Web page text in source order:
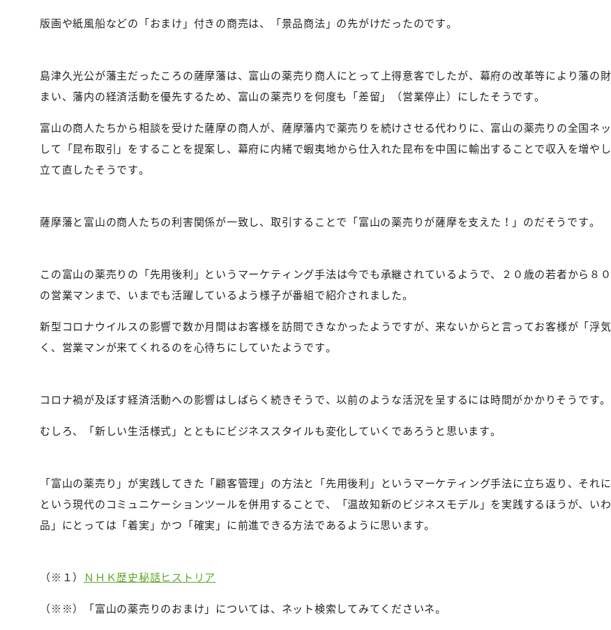
版画や紙風船などの「おまけ」付きの商売は、「景品商法」の先がけだったのです。
島津久光公が藩主だったころの薩摩藩は、富山の薬売り商人にとって上得意客でしたが、幕府の改革等により藩の
まい、藩内の経済活動を優先するため、富山の薬売りを何度も「差留」（営業停止）にしたそうです。
富山の商人たちから相談を受けた薩摩の商人が、薩摩藩内で薬売りを続けさせる代わりに、富山の薬売りの全国ネ
して「昆布取引」をすることを提案し、幕府に内緒で蝦夷地から仕入れた昆布を中国に輸出することで収入を増や
立て直したそうです。
薩摩藩と富山の商人たちの利害関係が一致し、取引することで「富山の薬売りが薩摩を支えた！」のだそうです。
この富山の薬売りの「先用後利」というマーケティング手法は今でも承継されているようで、２０歳の若者から８
の営業マンまで、いまでも活躍しているよう様子が番組で紹介されました。
新型コロナウイルスの影響で数か月間はお客様を訪問できなかったようですが、来ないからと言ってお客様が「浮
く、営業マンが来てくれるのを心待ちにしていたようです。
コロナ禍が及ぼす経済活動への影響はしばらく続きそうで、以前のような活況を呈するには時間がかかりそうです。
むしろ、「新しい生活様式」とともにビジネススタイルも変化していくであろうと思います。
「富山の薬売り」が実践してきた「顧客管理」の方法と「先用後利」というマーケティング手法に立ち返り、それ
という現代のコミュニケーションツールを併用することで、「温故知新のビジネスモデル」を実践するほうが、い
品」にとっては「着実」かつ「確実」に前進できる方法であるように思います。
（※１） ＮＨＫ歴史秘話ヒストリア
（※※）「富山の薬売りのおまけ」については、ネット検索してみてくださいネ。